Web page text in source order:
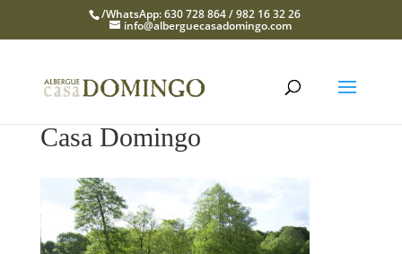
/WhatsApp: 630 728 864 / 982 16 32 26
info@alberguecasadomingo.com
Casa Domingo